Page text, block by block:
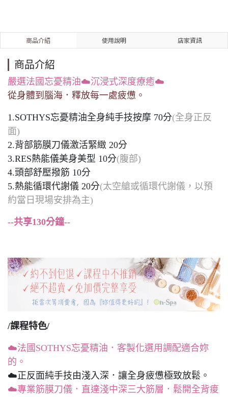
商品介紹 使用說明 店家資訊
商品介紹
嚴選法國忘憂精油☁️沉浸式深度療癒☁️
從身體到腦海．釋放每一處疲憊。
1.SOTHYS忘憂精油全身純手技按摩 70分(全身正反
面)
2.背部筋膜刀儀激活緊緻 20分
3.RES熱能儀美身美型 10分(腹部)
4.頭部舒壓撥筋 10分
5.熱能循環代謝儀 20分(太空艙或循環代謝儀，以預
約當日現場安排為主)
--共享130分鐘--
/課程特色/
☁️法國SOTHYS忘憂精油．客製化選用調配適合妳
的。
☁️正反面純手技由淺入深．讓全身疲憊極致放鬆。
☁️專業筋膜刀儀．直達淺中深三大筋層．鬆開全背痠